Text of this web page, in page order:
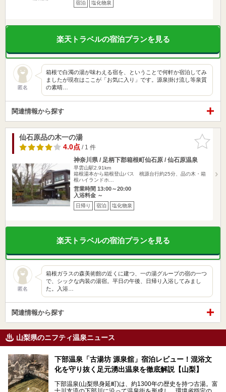
宿泊 塩化物泉
楽天トラベルの宿泊プランを見る
匿名
箱根で白濁の湯が味わえる宿を、ということで何軒か宿泊してみ
ましたが現在はここが「お気に入り」です。源泉掛け流し等泉質
の素晴…
関連情報から探す
お気に入
りに追加
仙石原品の木一の湯
4.0点/ 1 件
神奈川県 / 足柄下郡箱根町仙石原 / 仙石原温泉
早雲山駅2.91km
箱根湯本から箱根登山バス 桃源台行約25分、品の木・箱
根ハイランドホ…
営業時間 13:00～20:00
入浴料金 ～
日帰り 宿泊 塩化物泉
楽天トラベルの宿泊プランを見る
匿名
箱根ガラスの森美術館の近くに建つ、一の湯グループの宿の一つ
で、シックな内装の湯宿。平日の午後、日帰り入浴してみまし
た。入浴…
関連情報から探す
山梨県のニフティ温泉ニュース
下部温泉「古湯坊 源泉舘」宿泊レビュー！混浴文
化を守り抜く足元湧出温泉を徹底解説【山梨】
下部温泉(山梨県身延町)は、約1300年の歴史を持つ古湯。富